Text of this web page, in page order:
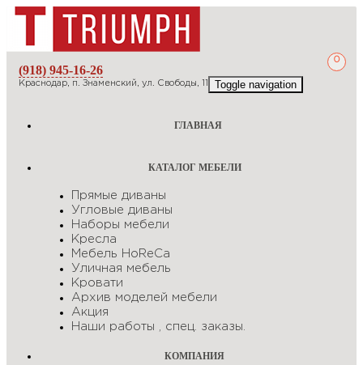
0
(918) 945-16-26
Краснодар, п. Знаменский, ул. Свободы, 11 Toggle navigation
ГЛАВНАЯ
КАТАЛОГ МЕБЕЛИ
Прямые диваны
Угловые диваны
Наборы мебели
Кресла
Мебель HоRеCа
Уличная мебель
Кровати
Архив моделей мебели
Акция
Наши работы , спец. заказы.
КОМПАНИЯ